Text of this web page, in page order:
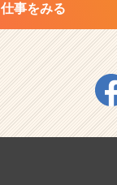
仕事をみる